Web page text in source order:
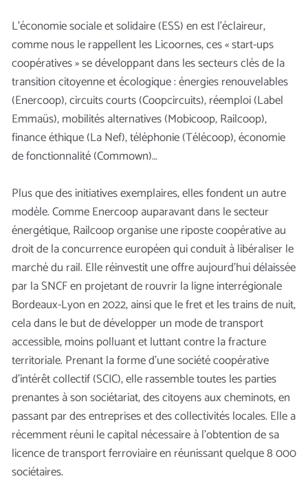
L’économie sociale et solidaire (ESS) en est l’éclaireur,
comme nous le rappellent les Licoornes, ces « start-ups
coopératives » se développant dans les secteurs clés de la
transition citoyenne et écologique : énergies renouvelables
(Enercoop), circuits courts (Coopcircuits), réemploi (Label
Emmaüs), mobilités alternatives (Mobicoop, Railcoop),
finance éthique (La Nef), téléphonie (Télécoop), économie
de fonctionnalité (Commown)…
Plus que des initiatives exemplaires, elles fondent un autre
modèle. Comme Enercoop auparavant dans le secteur
énergétique, Railcoop organise une riposte coopérative au
droit de la concurrence européen qui conduit à libéraliser le
marché du rail. Elle réinvestit une offre aujourd’hui délaissée
par la SNCF en projetant de rouvrir la ligne interrégionale
Bordeaux-Lyon en 2022, ainsi que le fret et les trains de nuit,
cela dans le but de développer un mode de transport
accessible, moins polluant et luttant contre la fracture
territoriale. Prenant la forme d’une société coopérative
d’intérêt collectif (SCIC), elle rassemble toutes les parties
prenantes à son sociétariat, des citoyens aux cheminots, en
passant par des entreprises et des collectivités locales. Elle a
récemment réuni le capital nécessaire à l’obtention de sa
licence de transport ferroviaire en réunissant quelque 8 000
sociétaires.